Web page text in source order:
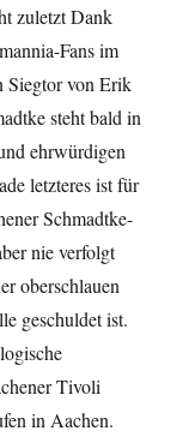
zuletzt Dank
Fans im
Siegtor von Erik
steht bald in
ehrwürdigen
letzteres ist für
Schmadtke-
nie verfolgt
oberschlauen
geschuldet ist.
Tivoli
in Aachen.